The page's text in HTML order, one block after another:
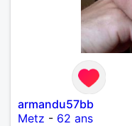
armandu57bb
Metz - 62 ans